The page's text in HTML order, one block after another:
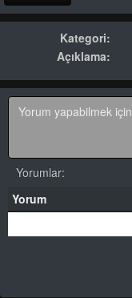
Kategori:
Açıklama:
Yorumlar:
Yorum